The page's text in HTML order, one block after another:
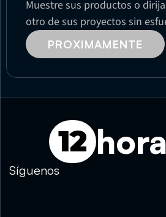
Muestre sus productos o
otro de sus proyectos sin
PROXIMAMENTE
12
Síguenos